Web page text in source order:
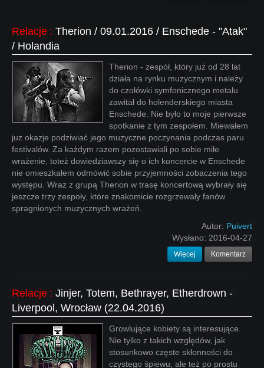
Relacje : Therion / 09.01.2016 / Enschede - "Atak"
/ Holandia
Therion - zespół, który już od 28 lat
działa na rynku muzycznym i należy
do czołówki symfonicznego metalu
zawitał do holenderskiego miasta
Enschede. Nie było to moje pierwsze
spotkanie z tym zespołem. Miewałem
juz okazje podziwiać jego muzyczne poczynania podczas paru
festivalów. Za każdym razem pozostawiali po sobie miłe
wrażenie, toteż dowiedziawszy się o ich koncercie w Enschede
nie omieszkałem odmówić sobie przyjemności zobaczenia tego
występu. Wraz z grupą Therion w trasę koncertową wybrały się
jeszcze trzy zespoły, które znakomicie rozgrzewały fanów
spragnionych muzycznych wrażeń.
Autor: Puivert
Wysłano: 2016-04-27
Więcej Komentarz
Relacje : Jinjer, Totem, Bethrayer, Etherdrown -
Liverpool, Wrocław (22.04.2016)
Growlujące kobiety są interesujące.
Nie tylko z takich względów, jak
stosunkowo częste skłonności do
czystego śpiewu, ale też po prostu